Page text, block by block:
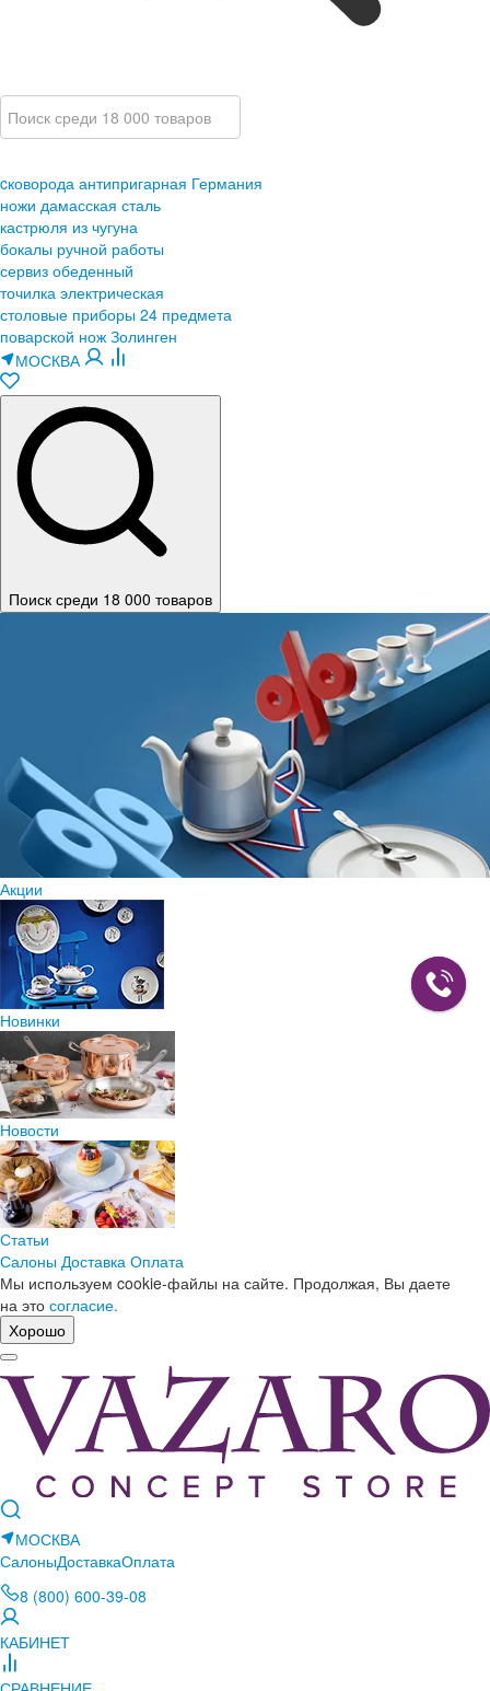
cковорода антипригарная Германия
ножи дамасская сталь
кастрюля из чугуна
бокалы ручной работы
сервиз обеденный
точилка электрическая
столовые приборы 24 предмета
поварской нож Золинген
МОСКВА
Поиск среди 18 000 товаров
Акции
Новинки
Новости
Статьи
Салоны Доставка Оплата
Мы используем cookie-файлы на сайте. Продолжая, Вы даете
на это согласие.
Хорошо
МОСКВА
СалоныДоставкаОплата
8 (800) 600-39-08
КАБИНЕТ